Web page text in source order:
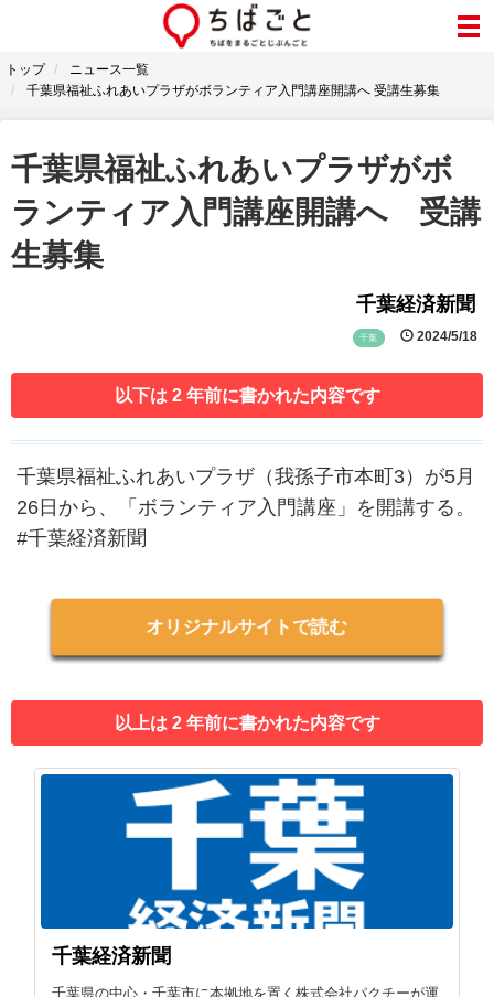
トップ
ニュース一覧
千葉県福祉ふれあいプラザがボランティア入門講座開講へ 受講生募集
千葉県福祉ふれあいプラザがボ
ランティア入門講座開講へ 受講
生募集
千葉経済新聞
千葉 2024/5/18
以下は 2 年前に書かれた内容です
千葉県福祉ふれあいプラザ（我孫子市本町3）が5月
26日から、「ボランティア入門講座」を開講する。
#千葉経済新聞
オリジナルサイトで読む
以上は 2 年前に書かれた内容です
千葉経済新聞
千葉県の中心・千葉市に本拠地を置く株式会社パクチーが運